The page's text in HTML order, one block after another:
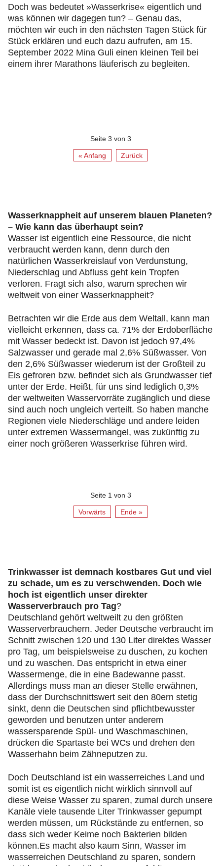
Doch was bedeutet »Wasserkrise« eigentlich und
was können wir dagegen tun? – Genau das,
möchten wir euch in den nächsten Tagen Stück für
Stück erklären und euch dazu aufrufen, am 15.
September 2022 Mina Guli einen kleinen Teil bei
einem ihrer Marathons läuferisch zu begleiten.
Seite 3 von 3
« Anfang Zurück
Wasserknappheit auf unserem blauen Planeten?
– Wie kann das überhaupt sein?
Wasser ist eigentlich eine Ressource, die nicht
verbraucht werden kann, denn durch den
natürlichen Wasserkreislauf von Verdunstung,
Niederschlag und Abfluss geht kein Tropfen
verloren. Fragt sich also, warum sprechen wir
weltweit von einer Wasserknappheit?
Betrachten wir die Erde aus dem Weltall, kann man
vielleicht erkennen, dass ca. 71% der Erdoberfläche
mit Wasser bedeckt ist. Davon ist jedoch 97,4%
Salzwasser und gerade mal 2,6% Süßwasser. Von
den 2,6% Süßwasser wiederum ist der Großteil zu
Eis gefroren bzw. befindet sich als Grundwasser tief
unter der Erde. Heißt, für uns sind lediglich 0,3%
der weltweiten Wasservorräte zugänglich und diese
sind auch noch ungleich verteilt. So haben manche
Regionen viele Niederschläge und andere leiden
unter extremen Wassermangel, was zukünftig zu
einer noch größeren Wasserkrise führen wird.
Seite 1 von 3
Vorwärts Ende »
Trinkwasser ist demnach kostbares Gut und viel
zu schade, um es zu verschwenden. Doch wie
hoch ist eigentlich unser direkter
Wasserverbrauch pro Tag?
Deutschland gehört weltweilt zu den größten
Wasserverbrauchern. Jeder Deutsche verbraucht im
Schnitt zwischen 120 und 130 Liter direktes Wasser
pro Tag, um beispielsweise zu duschen, zu kochen
und zu waschen. Das entspricht in etwa einer
Wassermenge, die in eine Badewanne passt.
Allerdings muss man an dieser Stelle erwähnen,
dass der Durchschnittswert seit den 80ern stetig
sinkt, denn die Deutschen sind pflichtbewusster
geworden und benutzen unter anderem
wassersparende Spül- und Waschmaschinen,
drücken die Spartaste bei WCs und drehen den
Wasserhahn beim Zähneputzen zu.
Doch Deutschland ist ein wasserreiches Land und
somit ist es eigentlich nicht wirklich sinnvoll auf
diese Weise Wasser zu sparen, zumal durch unsere
Kanäle viele tausende Liter Trinkwasser gepumpt
werden müssen, um Rückstände zu entfernen, so
dass sich weder Keime noch Bakterien bilden
können.Es macht also kaum Sinn, Wasser im
wasserreichen Deutschland zu sparen, sondern